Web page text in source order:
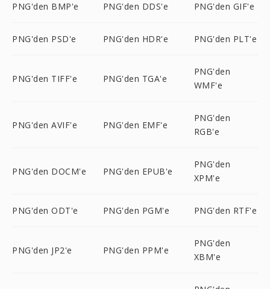
PNG'den BMP'e PNG'den DDS'e PNG'den GIF'e
PNG'den PSD'e PNG'den HDR'e PNG'den PLT'e
PNG'den TIFF'e PNG'den TGA'e
PNG'den
WMF'e
PNG'den AVIF'e PNG'den EMF'e
PNG'den
RGB'e
PNG'den DOCM'e PNG'den EPUB'e
PNG'den
XPM'e
PNG'den ODT'e PNG'den PGM'e PNG'den RTF'e
PNG'den JP2'e PNG'den PPM'e
PNG'den
XBM'e